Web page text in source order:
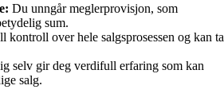
Du unngår meglerprovisjon, som
sum.
kontroll over hele salgsprosessen og kan ta
selv gir deg verdifull erfaring som kan
salg.